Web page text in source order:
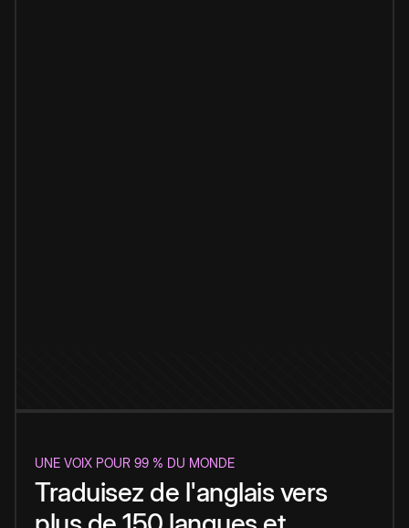
UNE VOIX POUR 99 % DU MONDE
Traduisez de l'anglais vers